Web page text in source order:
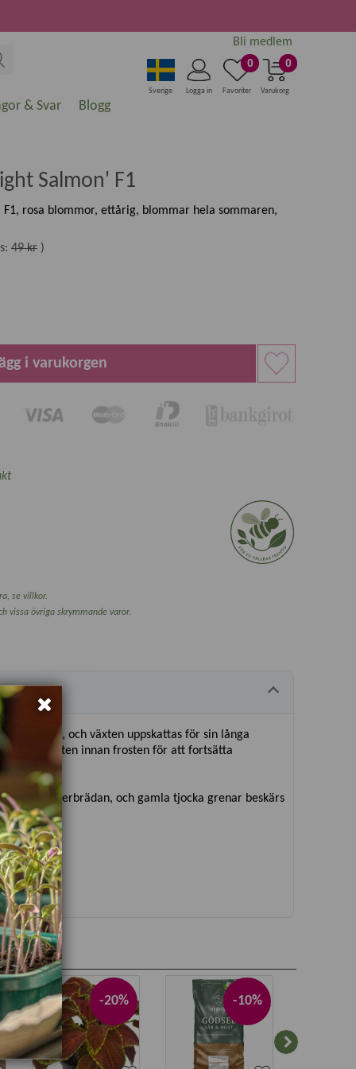
0
Varukorg
0
Favoriter
Logga in
Sverige
Bli medlem
& Svar Blogg
Salmon' F1
rosa blommor, ettårig, blommar hela sommaren,
49 kr )
i varukorgen
se villkor.
vissa övriga skrymmande varor.
och växten uppskattas för sin långa
Ta in växten innan frosten för att fortsätta
på fönsterbrädan, och gamla tjocka grenar beskärs
-20% -10%